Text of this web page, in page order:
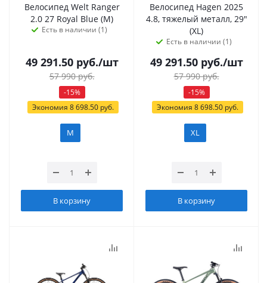
Велосипед Welt Ranger
2.0 27 Royal Blue (M)
Есть в наличии (1)
49 291.50руб./шт
57 990руб.
-15%
Экономия 8 698.50руб.
M
В корзину
Велосипед Hagen 2025
4.8, тяжелый металл, 29"
(XL)
Есть в наличии (1)
49 291.50руб./шт
57 990руб.
-15%
Экономия 8 698.50руб.
XL
В корзину